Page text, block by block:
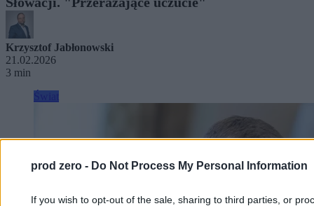
prod zero - Do Not Process My Personal Information
If you wish to opt-out of the sale, sharing to third parties, or
Krzysztof Jabłonowski
21.02.2026
3 min